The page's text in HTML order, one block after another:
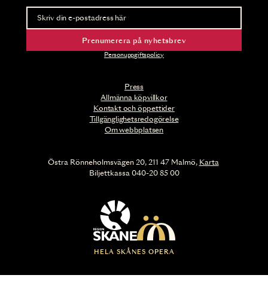
Press
Allmänna köpvillkor
Kontakt och öppettider
Tillgänglighetsredogörelse
Om webbplatsen
Nyhetsbrev
Ta del av förhandsinformation och biljettsläpp.
Prenumerera på nyhetsbrev
Personuppgiftspolicy
HELA SKÅNES OPERA
Östra Rönneholmsvägen 20, 211 47 Malmö, Karta
Biljettkassa 040-20 85 00